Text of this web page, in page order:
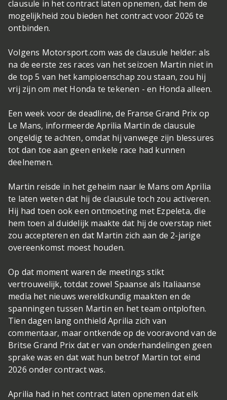
clausule in het contract laten opnemen, dat hem de
mogelijkheid zou bieden het contract voor 2026 te
ontbinden.
Volgens Motorsport.com was de clausule helder: als
na de eerste zes races van het seizoen Martin niet in
de top 5 van het kampioenschap zou staan, zou hij
vrij zijn om met Honda te tekenen - en Honda alleen.
Een week voor de deadline, de Franse Grand Prix op
Le Mans, informeerde Aprilia Martin de clausule
ongeldig te achten, omdat hij vanwege zijn blessures
tot dan toe aan geen enkele race had kunnen
deelnemen.
Martin reisde in het geheim naar le Mans om Aprilia
te laten weten dat hij de clausule toch zou activeren.
Hij had toen ook een ontmoeting met Ezpeleta, die
hem toen al duidelijk maakte dat hij de overstap niet
zou accepteren en dat Martin zich aan de 2-jarige
overeenkomst moest houden.
Op dat moment waren de meetings stikt
vertrouwelijk, totdat zowel Spaanse als Italiaanse
media het nieuws wereldkundig maakten en de
spanningen tussen Martin en het team ontploften.
Tien dagen lang onthield Aprilia zich van
commentaar, maar ontkende op de vooravond van de
Britse Grand Prix dat er van onderhandelingen geen
sprake was en dat wat hun betrof Martin tot eind
2026 onder contract was.
Aprilia had in het contract laten opnemen dat elk